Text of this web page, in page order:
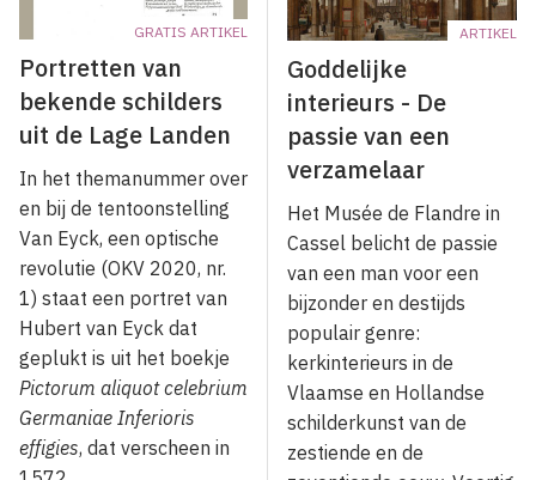
GRATIS ARTIKEL
Portretten van
bekende schilders
uit de Lage Landen
In het themanummer over
en bij de tentoonstelling
Van Eyck, een optische
revolutie (OKV 2020, nr.
1) staat een portret van
Hubert van Eyck dat
geplukt is uit het boekje
Pictorum aliquot celebrium
Germaniae Inferioris
effigies, dat verscheen in
ARTIKEL
Goddelijke
interieurs - De
passie van een
verzamelaar
Het Musée de Flandre in
Cassel belicht de passie
van een man voor een
bijzonder en destijds
populair genre:
kerkinterieurs in de
Vlaamse en Hollandse
schilderkunst van de
zestiende en de